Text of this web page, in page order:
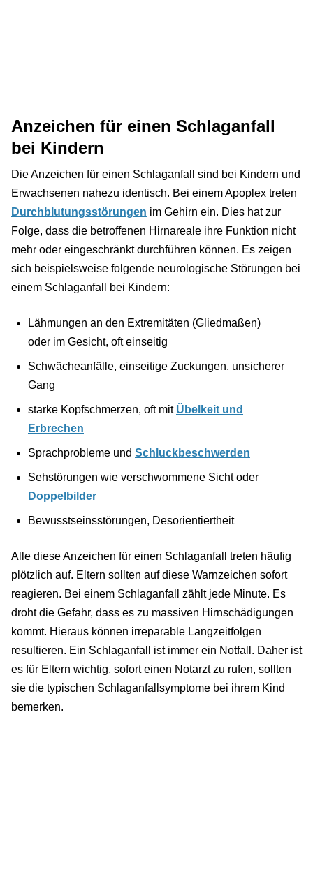
Anzeichen für einen Schlaganfall
bei Kindern
Die Anzeichen für einen Schlaganfall sind bei Kindern und
Erwachsenen nahezu identisch. Bei einem Apoplex treten
Durchblutungsstörungen im Gehirn ein. Dies hat zur
Folge, dass die betroffenen Hirnareale ihre Funktion nicht
mehr oder eingeschränkt durchführen können. Es zeigen
sich beispielsweise folgende neurologische Störungen bei
einem Schlaganfall bei Kindern:
Lähmungen an den Extremitäten (Gliedmaßen)
oder im Gesicht, oft einseitig
Schwächeanfälle, einseitige Zuckungen, unsicherer
Gang
starke Kopfschmerzen, oft mit Übelkeit und
Erbrechen
Sprachprobleme und Schluckbeschwerden
Sehstörungen wie verschwommene Sicht oder
Doppelbilder
Bewusstseinsstörungen, Desorientiertheit
Alle diese Anzeichen für einen Schlaganfall treten häufig
plötzlich auf. Eltern sollten auf diese Warnzeichen sofort
reagieren. Bei einem Schlaganfall zählt jede Minute. Es
droht die Gefahr, dass es zu massiven Hirnschädigungen
kommt. Hieraus können irreparable Langzeitfolgen
resultieren. Ein Schlaganfall ist immer ein Notfall. Daher ist
es für Eltern wichtig, sofort einen Notarzt zu rufen, sollten
sie die typischen Schlaganfallsymptome bei ihrem Kind
bemerken.